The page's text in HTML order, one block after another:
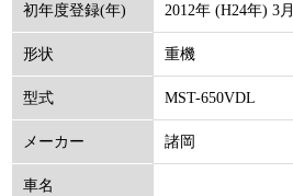
初年度登録(年) 2012年 (H24年) 3月
形状 重機
型式 MST-650VDL
メーカー 諸岡
車名